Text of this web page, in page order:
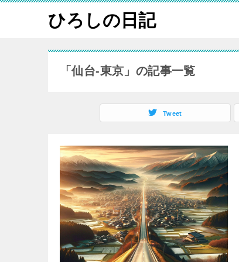
ひろしの日記
「仙台-東京」の記事一覧
Tweet